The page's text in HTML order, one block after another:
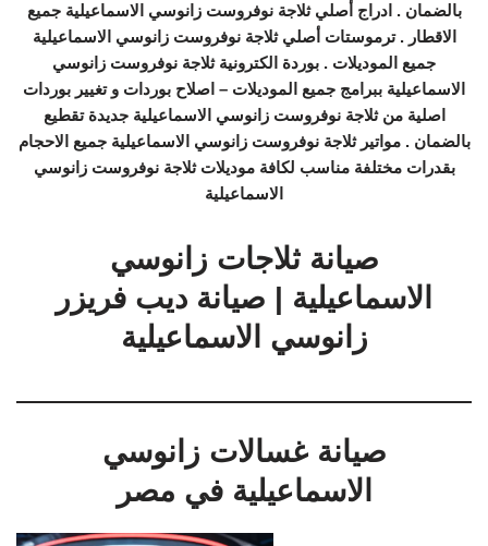
بالضمان . ادراج أصلي ثلاجة نوفروست زانوسي الاسماعيلية جميع
الاقطار . ترموستات أصلي ثلاجة نوفروست زانوسي الاسماعيلية
جميع الموديلات . بوردة الكترونية ثلاجة نوفروست زانوسي
الاسماعيلية ببرامج جميع الموديلات – اصلاح بوردات و تغيير بوردات
اصلية من ثلاجة نوفروست زانوسي الاسماعيلية جديدة تقطيع
بالضمان . مواتير ثلاجة نوفروست زانوسي الاسماعيلية جميع الاحجام
بقدرات مختلفة مناسب لكافة موديلات ثلاجة نوفروست زانوسي
الاسماعيلية
صيانة ثلاجات زانوسي
الاسماعيلية | صيانة ديب فريزر
زانوسي الاسماعيلية
صيانة غسالات زانوسي
الاسماعيلية في مصر